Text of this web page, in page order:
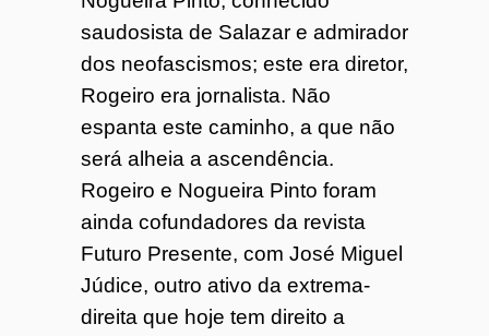
saudosista de Salazar e admirador
dos neofascismos; este era diretor,
Rogeiro era jornalista. Não
espanta este caminho, a que não
será alheia a ascendência.
Rogeiro e Nogueira Pinto foram
ainda cofundadores da revista
Futuro Presente, com José Miguel
Júdice, outro ativo da extrema-
direita que hoje tem direito a